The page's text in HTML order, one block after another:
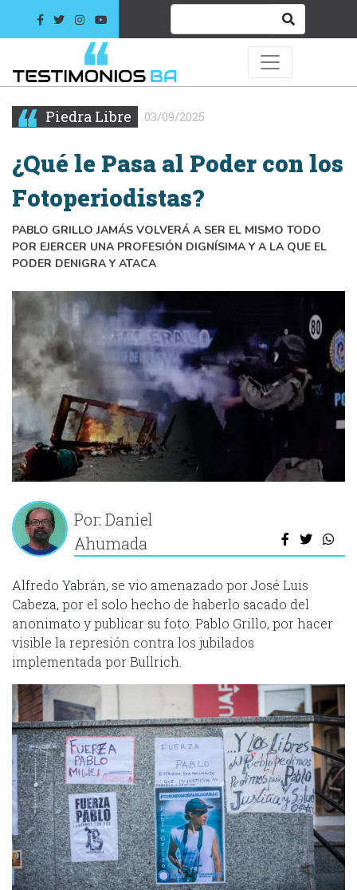
Piedra Libre 03/09/2025
¿Qué le Pasa al Poder con los
Fotoperiodistas?
PABLO GRILLO JAMÁS VOLVERÁ A SER EL MISMO TODO
POR EJERCER UNA PROFESIÓN DIGNÍSIMA Y A LA QUE EL
PODER DENIGRA Y ATACA
Por: Daniel
Ahumada
Alfredo Yabrán, se vio amenazado por José Luis
Cabeza, por el solo hecho de haberlo sacado del
anonimato y publicar su foto. Pablo Grillo, por hacer
visible la represión contra los jubilados
implementada por Bullrich.